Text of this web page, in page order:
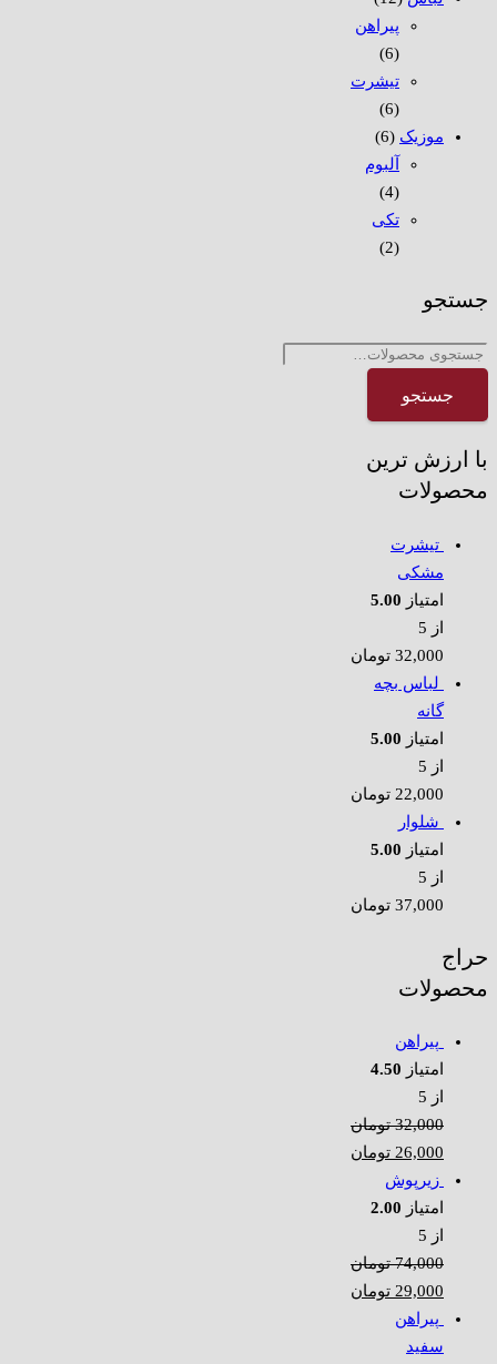
پیراهن
(6)
تیشرت
(6)
موزیک (6)
آلبوم
(4)
تکی
(2)
جستجو
جستجو
جستجو
با ارزش ترین
محصولات
تیشرت
مشکی
امتیاز 5.00
از 5
32,000 تومان
لباس بچه
گانه
امتیاز 5.00
از 5
22,000 تومان
شلوار
امتیاز 5.00
از 5
37,000 تومان
حراج
محصولات
پیراهن
امتیاز 4.50
از 5
32,000 تومان
26,000 تومان
زیرپوش
امتیاز 2.00
از 5
74,000 تومان
29,000 تومان
پیراهن
سفید